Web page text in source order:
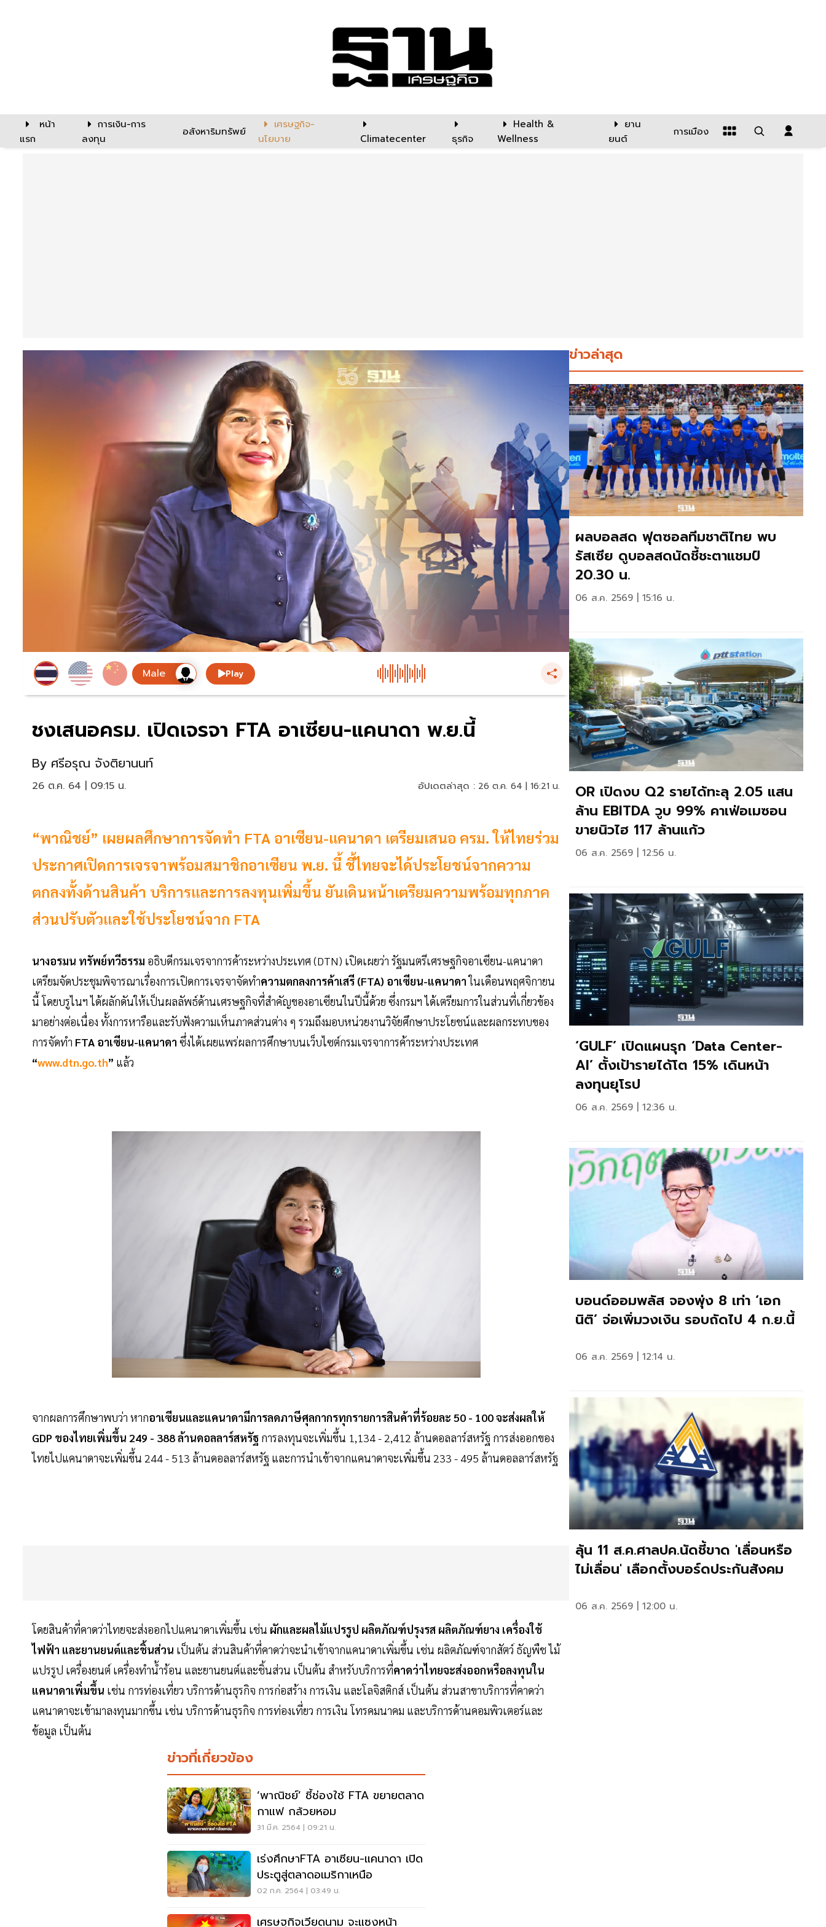
หน้า
แรก
การเงิน-การ
ลงทุน
อสังหาริมทรัพย์
เศรษฐกิจ-
นโยบาย
Climatecenter ธุรกิจ
Health &
Wellness
ยาน
ยนต์
การเมือง
Play
ชงเสนอครม. เปิดเจรจา FTA อาเซียน-แคนาดา พ.ย.นี้
By ศรีอรุณ จังติยานนท์
26 ต.ค. 64 | 09:15 น. อัปเดตล่าสุด : 26 ต.ค. 64 | 16:21 น.
“พาณิชย์” เผยผลศึกษาการจัดทำ FTA อาเซียน-แคนาดา เตรียมเสนอ ครม. ให้ไทยร่วม
ประกาศเปิดการเจรจาพร้อมสมาชิกอาเซียน พ.ย. นี้ ชี้ไทยจะได้ประโยชน์จากความ
ตกลงทั้งด้านสินค้า บริการและการลงทุนเพิ่มขึ้น ยันเดินหน้าเตรียมความพร้อมทุกภาค
ส่วนปรับตัวและใช้ประโยชน์จาก FTA
นางอรมน ทรัพย์ทวีธรรม อธิบดีกรมเจรจาการค้าระหว่างประเทศ (DTN) เปิดเผยว่า รัฐมนตรีเศรษฐกิจอาเซียน-แคนาดา
เตรียมจัดประชุมพิจารณาเรื่องการเปิดการเจรจาจัดทำความตกลงการค้าเสรี (FTA) อาเซียน-แคนาดาในเดือนพฤศจิกายน
นี้ โดยบรูไนฯ ได้ผลักดันให้เป็นผลลัพธ์ด้านเศรษฐกิจที่สำคัญของอาเซียนในปีนี้ด้วย ซึ่งกรมฯ ได้เตรียมการในส่วนที่เกี่ยวข้อง
มาอย่างต่อเนื่อง ทั้งการหารือและรับฟังความเห็นภาคส่วนต่าง ๆ รวมถึงมอบหน่วยงานวิจัยศึกษาประโยชน์และผลกระทบของ
การจัดทำ FTA อาเซียน-แคนาดา ซึ่งได้เผยแพร่ผลการศึกษาบนเว็บไซต์กรมเจรจาการค้าระหว่างประเทศ
“www.dtn.go.th” แล้ว
จากผลการศึกษาพบว่า หากอาเซียนและแคนาดามีการลดภาษีศุลกากรทุกรายการสินค้าที่ร้อยละ 50 - 100 จะส่งผลให้
GDP ของไทยเพิ่มขึ้น 249 - 388 ล้านดอลลาร์สหรัฐ การลงทุนจะเพิ่มขึ้น 1,134 - 2,412 ล้านดอลลาร์สหรัฐ การส่งออกของ
ไทยไปแคนาดาจะเพิ่มขึ้น 244 - 513 ล้านดอลลาร์สหรัฐ และการนำเข้าจากแคนาดาจะเพิ่มขึ้น 233 - 495 ล้านดอลลาร์สหรัฐ
โดยสินค้าที่คาดว่าไทยจะส่งออกไปแคนาดาเพิ่มขึ้น เช่น ผักและผลไม้แปรรูป ผลิตภัณฑ์ปรุงรส ผลิตภัณฑ์ยาง เครื่องใช้
ไฟฟ้า และยานยนต์และชิ้นส่วน เป็นต้น ส่วนสินค้าที่คาดว่าจะนำเข้าจากแคนาดาเพิ่มขึ้น เช่น ผลิตภัณฑ์จากสัตว์ ธัญพืช ไม้
แปรรูป เครื่องยนต์ เครื่องทำน้ำร้อน และยานยนต์และชิ้นส่วน เป็นต้น สำหรับบริการที่คาดว่าไทยจะส่งออกหรือลงทุนใน
แคนาดาเพิ่มขึ้น เช่น การท่องเที่ยว บริการด้านธุรกิจ การก่อสร้าง การเงิน และโลจิสติกส์ เป็นต้น ส่วนสาขาบริการที่คาดว่า
แคนาดาจะเข้ามาลงทุนมากขึ้น เช่น บริการด้านธุรกิจ การท่องเที่ยว การเงิน โทรคมนาคม และบริการด้านคอมพิวเตอร์และ
ข้อมูล เป็นต้น
ข่าวที่เกี่ยวข้อง
‘พาณิชย์’ ชี้ช่องใช้ FTA ขยายตลาด
กาแฟ กล้วยหอม
31 มี.ค. 2564 | 09:21 น.
เร่งศึกษาFTA อาเซียน-แคนาดา เปิด
ประตูสู่ตลาดอเมริกาเหนือ
02 ก.ค. 2564 | 03:49 น.
เศรษฐกิจเวียดนาม จะแซงหน้า
ข่าวล่าสุด
ผลบอลสด ฟุตซอลทีมชาติไทย พบ
รัสเซีย ดูบอลสดนัดชี้ชะตาแชมป์
20.30 น.
06 ส.ค. 2569 | 15:16 น.
OR เปิดงบ Q2 รายได้ทะลุ 2.05 แสน
ล้าน EBITDA วูบ 99% คาเฟ่อเมซอน
ขายนิวไฮ 117 ล้านแก้ว
06 ส.ค. 2569 | 12:56 น.
‘GULF’ เปิดแผนรุก ‘Data Center-
AI’ ตั้งเป้ารายได้โต 15% เดินหน้า
ลงทุนยุโรป
06 ส.ค. 2569 | 12:36 น.
บอนด์ออมพลัส จองพุ่ง 8 เท่า ‘เอก
นิติ’ จ่อเพิ่มวงเงิน รอบถัดไป 4 ก.ย.นี้
06 ส.ค. 2569 | 12:14 น.
ลุ้น 11 ส.ค.ศาลปค.นัดชี้ขาด 'เลื่อนหรือ
ไม่เลื่อน' เลือกตั้งบอร์ดประกันสังคม
06 ส.ค. 2569 | 12:00 น.